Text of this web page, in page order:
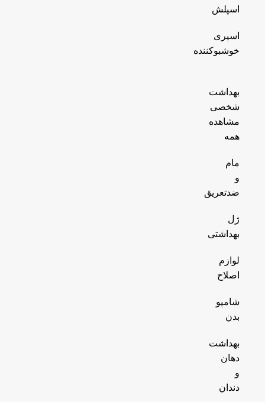
اسپلش
اسپری
خوشبوکننده
بهداشت
شخصی
مشاهده
همه
مام
و
ضدتعریق
ژل
بهداشتی
لوازم
اصلاح
شامپو
بدن
بهداشت
دهان
و
دندان